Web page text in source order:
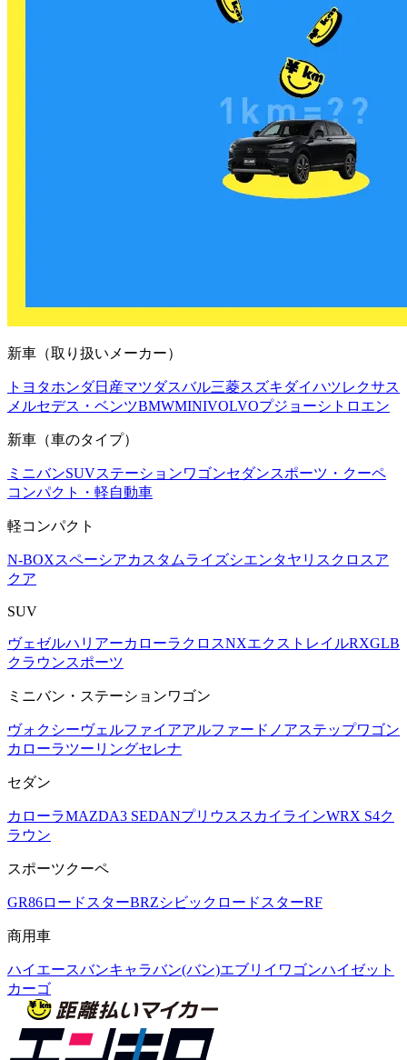
新車（取り扱いメーカー）
トヨタホンダ日産マツダスバル三菱スズキ ダイハツレクサス
メルセデス・ベンツBMWMINIVOLVOプジョーシトロエン
新車（車のタイプ）
ミニバンSUVステーションワゴンセダンスポーツ・クーペ
コンパクト・軽自動車
軽コンパクト
N-BOXスペーシアカスタムライズシエンタヤリスクロスア
クア
SUV
ヴェゼルハリアーカローラクロスNXエクストレイルRXGLB
クラウンスポーツ
ミニバン・ステーションワゴン
ヴォクシーヴェルファイアアルファード ノアステップワゴン
カローラツーリングセレナ
セダン
カローラMAZDA3 SEDANプリウス スカイラインWRX S4ク
ラウン
スポーツクーペ
GR86ロードスターBRZシビック ロードスターRF
商用車
ハイエースバンキャラバン(バン)エブリイワゴンハイゼット
カーゴ